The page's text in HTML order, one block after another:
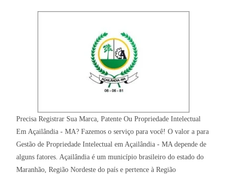
Precisa Registrar Sua Marca, Patente Ou Propriedade Intelectual
Em Açailândia - MA? Fazemos o serviço para você! O valor a para
Gestão de Propriedade Intelectual em Açailândia - MA depende de
alguns fatores. Açailândia é um município brasileiro do estado do
Maranhão, Região Nordeste do país e pertence à Região